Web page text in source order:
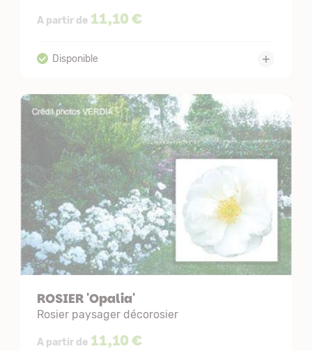
A partir de 11,10 €
ROSIER 'Opalia'
Rosier paysager décorosier
A partir de 11,10 €